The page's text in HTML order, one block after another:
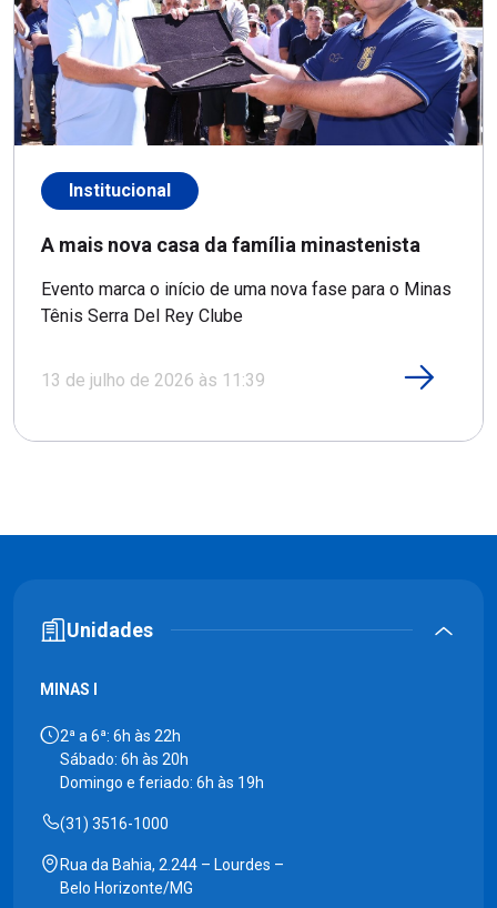
Institucional
A mais nova casa da família minastenista
Evento marca o início de uma nova fase para o Minas
Tênis Serra Del Rey Clube
13 de julho de 2026 às 11:39
Unidades
MINAS I
2ª a 6ª: 6h às 22h
Sábado: 6h às 20h
Domingo e feriado: 6h às 19h
(31) 3516-1000
Rua da Bahia, 2.244 – Lourdes –
Belo Horizonte/MG